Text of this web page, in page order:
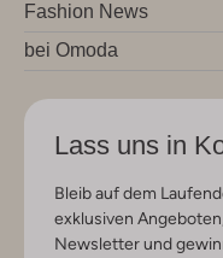
Fashion News
bei Omoda
Lass uns in
Bleib auf dem
exklusiven
Newsletter und